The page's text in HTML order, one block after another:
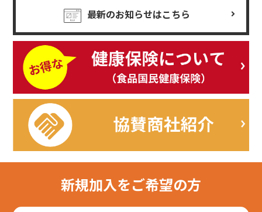
最新のお知らせはこちら
新規加入をご希望の方